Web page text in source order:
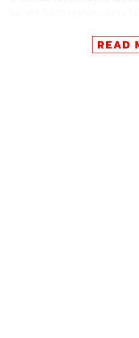
ประชาชนในพื้นที่ชายแดนของทั้
READ